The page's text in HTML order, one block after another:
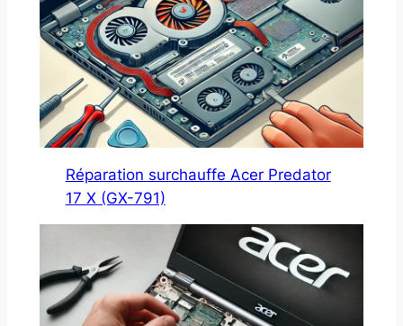
Réparation surchauffe Acer Predator
17 X (GX-791)